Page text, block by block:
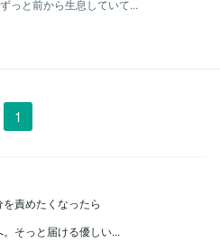
っと前から生息していて...
1
責めたくなったら
そっと届ける優しい...